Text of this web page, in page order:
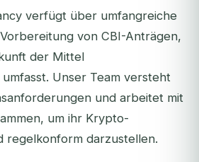
verfügt über umfangreiche
von CBI-Anträgen,
der Mittel
Unser Team versteht
und arbeitet mit
um ihr Krypto-
regelkonform darzustellen.